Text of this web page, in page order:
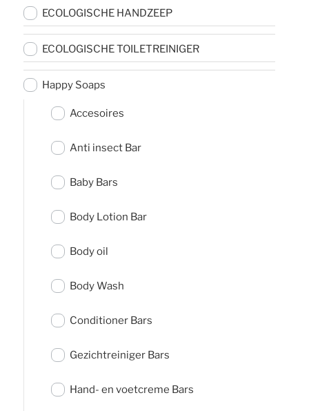
ECOLOGISCHE HANDZEEP
ECOLOGISCHE TOILETREINIGER
Happy Soaps
Accesoires
Anti insect Bar
Baby Bars
Body Lotion Bar
Body oil
Body Wash
Conditioner Bars
Gezichtreiniger Bars
Hand- en voetcreme Bars